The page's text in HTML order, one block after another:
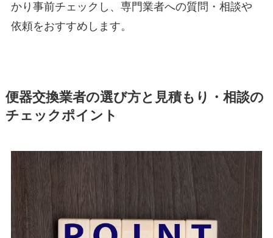
かり事前チェックし、専門業者への質問・相談や
依頼をおすすめします。
便器交換業者の選び方と見積もり・相談の
チェックポイント